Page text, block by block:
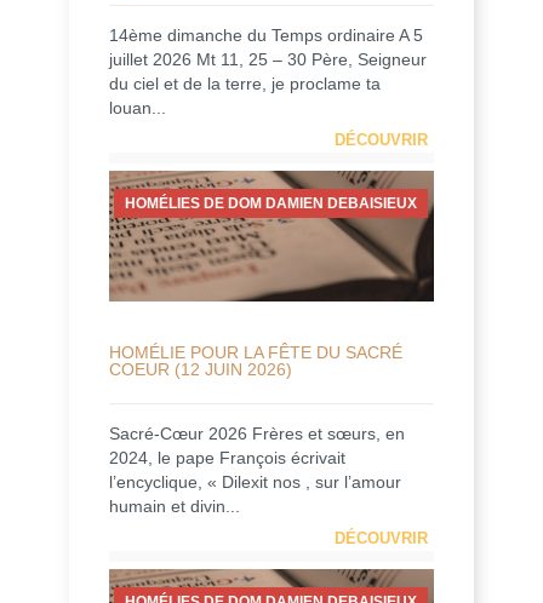
14ème dimanche du Temps ordinaire A 5
juillet 2026 Mt 11, 25 – 30 Père, Seigneur
du ciel et de la terre, je proclame ta
louan...
DÉCOUVRIR
HOMÉLIES DE DOM DAMIEN DEBAISIEUX
HOMÉLIE POUR LA FÊTE DU SACRÉ
COEUR (12 JUIN 2026)
Sacré-Cœur 2026 Frères et sœurs, en
2024, le pape François écrivait
l’encyclique, « Dilexit nos , sur l’amour
humain et divin...
DÉCOUVRIR